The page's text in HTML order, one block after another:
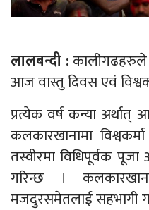
लालबन्दी :कालीगढहरुले
आज वास्तु दिवस एवं
प्रत्येक वर्ष कन्या अर्थात्
कलकारखानामा
तस्वीरमा विधिपूर्वक
गरिन्छ ।
मजदुरसमेतलाई सहभागी